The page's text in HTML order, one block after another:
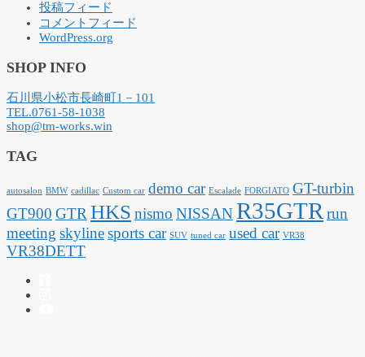
投稿フィード
コメントフィード
WordPress.org
SHOP INFO
石川県小松市長崎町1－101
TEL.0761-58-1038
shop@tm-works.win
TAG
autosalon BMW cadillac Custom car demo car Escalade FORGIATO GT-turbin
GT900 GTR HKS nismo NISSANR35GTR run
meeting skylinesports car SUV tuned car used car VR38
VR38DETT